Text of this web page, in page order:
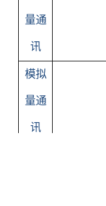
量通
讯
模拟
量通
讯